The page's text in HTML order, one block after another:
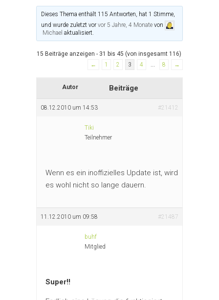
Dieses Thema enthält 115 Antworten, hat 1 Stimme,
und wurde zuletzt vorvor 5 Jahre, 4 Monate von
Michael aktualisiert.
15 Beiträge anzeigen - 31 bis 45 (von insgesamt 116)
←
1 2 3 4 8 →
Autor Beiträge
08.12.2010 um 14:53 #21412
Tiki
Teilnehmer
Wenn es ein inoffizielles Update ist, wird
es wohl nicht so lange dauern.
11.12.2010 um 09:58 #21487
buhf
Mitglied
Super!!